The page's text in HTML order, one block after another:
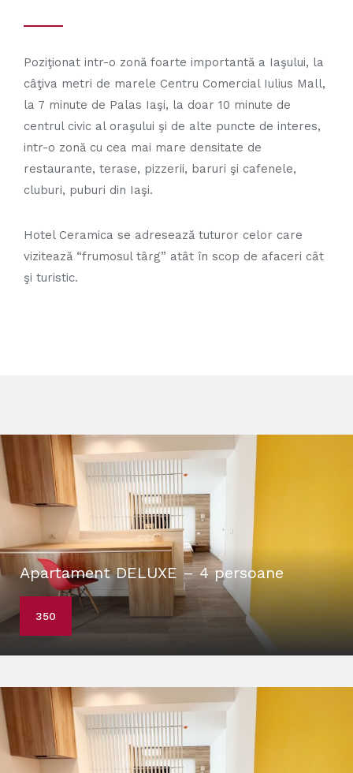
Poziţionat intr-o zonă foarte importantă a Iaşului, la
câţiva metri de marele Centru Comercial Iulius Mall,
la 7 minute de Palas Iaşi, la doar 10 minute de
centrul civic al oraşului şi de alte puncte de interes,
intr-o zonă cu cea mai mare densitate de
restaurante, terase, pizzerii, baruri şi cafenele,
cluburi, puburi din Iaşi.
Hotel Ceramica se adresează tuturor celor care
vizitează “frumosul târg” atât în scop de afaceri cât
şi turistic.
Apartament DELUXE – 4 persoane
350